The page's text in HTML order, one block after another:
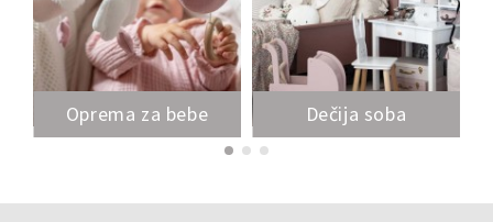
Oprema za bebe Dečija soba